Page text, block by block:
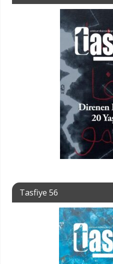
Tasfiye 56